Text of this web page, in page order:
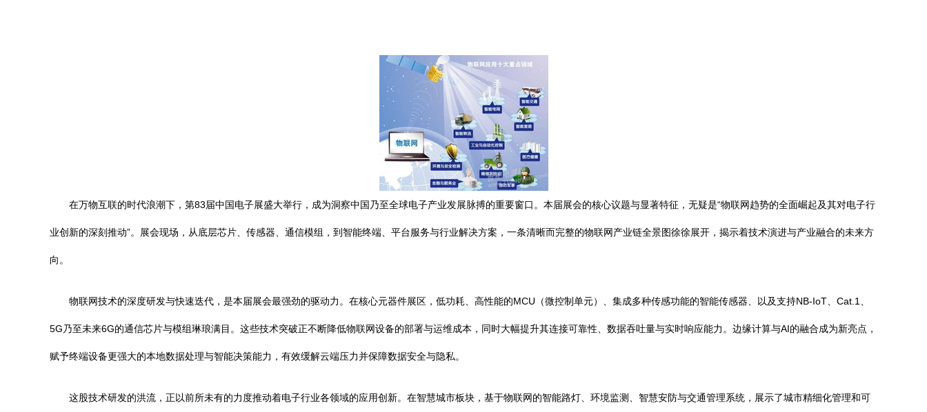
在万物互联的时代浪潮下，第83届中国电子展盛大举行，成为洞察中国乃至全球电子产业发展脉搏的重要窗口。本届展会的核心议题与显著特征，无疑是“物联网趋势的全面崛起及其对电子行
业创新的深刻推动”。展会现场，从底层芯片、传感器、通信模组，到智能终端、平台服务与行业解决方案，一条清晰而完整的物联网产业链全景图徐徐展开，揭示着技术演进与产业融合的未来方
向。
物联网技术的深度研发与快速迭代，是本届展会最强劲的驱动力。在核心元器件展区，低功耗、高性能的MCU（微控制单元）、集成多种传感功能的智能传感器、以及支持NB-IoT、Cat.1、
5G乃至未来6G的通信芯片与模组琳琅满目。这些技术突破正不断降低物联网设备的部署与运维成本，同时大幅提升其连接可靠性、数据吞吐量与实时响应能力。边缘计算与AI的融合成为新亮点，
赋予终端设备更强大的本地数据处理与智能决策能力，有效缓解云端压力并保障数据安全与隐私。
这股技术研发的洪流，正以前所未有的力度推动着电子行业各领域的应用创新。在智慧城市板块，基于物联网的智能路灯、环境监测、智慧安防与交通管理系统，展示了城市精细化管理和可